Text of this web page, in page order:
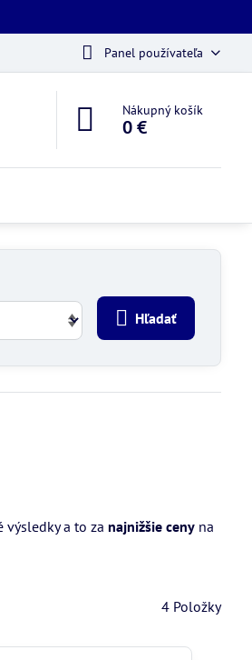
Panel používateľa
Nákupný košík
0 €
Hľadať
a to za najnižšie cenyna
4 Položky